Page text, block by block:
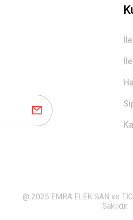
@ 2025 EMRA ELEK SAN ve
Saklıdır.